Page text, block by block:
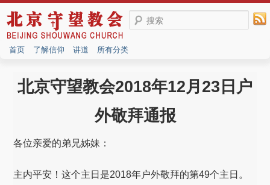
搜索
首页 了解信仰 讲道 所有分类
北京守望教会2018年12月23日户
外敬拜通报
各位亲爱的弟兄姊妹：
主内平安！这个主日是2018年户外敬拜的第49个主日。